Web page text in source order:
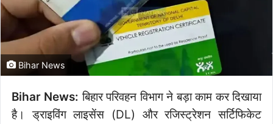
Bihar News
Bihar News: बिहार परिवहन विभाग ने बड़ा काम कर दिखाया
है। ड्राइविंग लाइसेंस (DL) और रजिस्ट्रेशन सर्टिफिकेट